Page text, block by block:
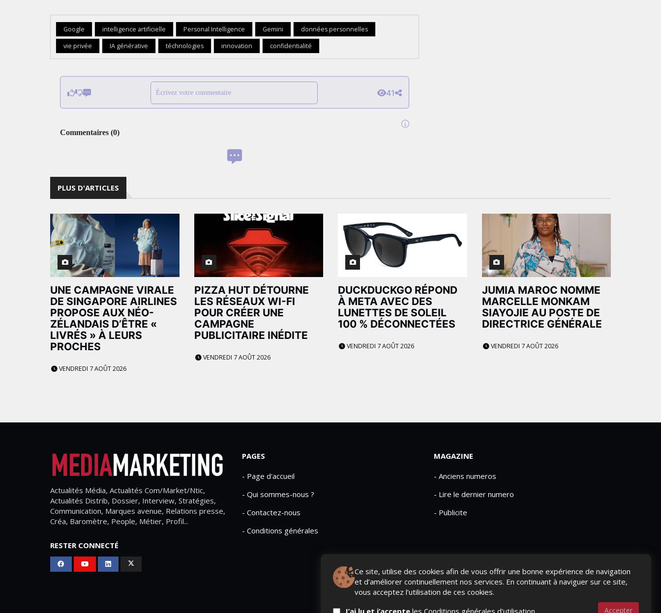
Google intelligence artificielle Personal Intelligence Gemini
données personnelles
vie privée
IA générative téchnologies innovation confidentialité
Écrivez votre commentaire 41
Commentaires (0)
PLUS D'ARTICLES
UNE CAMPAGNE VIRALE
DE SINGAPORE AIRLINES
PROPOSE AUX NÉO-
ZÉLANDAIS D’ÊTRE «
LIVRÉS » À LEURS
PROCHES
VENDREDI 7 AOÛT 2026
PIZZA HUT DÉTOURNE
LES RÉSEAUX WI-FI
POUR CRÉER UNE
CAMPAGNE
PUBLICITAIRE INÉDITE
VENDREDI 7 AOÛT 2026
DUCKDUCKGO RÉPOND
À META AVEC DES
LUNETTES DE SOLEIL
100 % DÉCONNECTÉES
VENDREDI 7 AOÛT 2026
JUMIA MAROC NOMME
MARCELLE MONKAM
SIAYOJIE AU POSTE DE
DIRECTRICE GÉNÉRALE
VENDREDI 7 AOÛT 2026
Ce site, utilise des cookies afin de vous offrir une bonne expérience de navigation
et d’améliorer continuellement nos services. En continuant à naviguer sur ce site,
vous acceptez l’utilisation de ces cookies.
J’ai lu et j’accepte les Conditions générales d'utilisation Accepter
Actualités Média, Actualités Com/Market/Ntic,
Actualités Distrib, Dossier, Interview, Stratégies,
Communication, Marques avenue, Relations presse,
Créa, Baromètre, People, Métier, Profil...
RESTER CONNECTÉ
PAGES
- Page d'accueil
- Qui sommes-nous ?
- Contactez-nous
- Conditions générales
MAGAZINE
- Anciens numeros
- Lire le dernier numero
- Publicite